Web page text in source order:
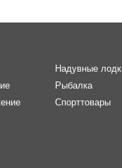
Надувные
Рыбалка
Спорттовары